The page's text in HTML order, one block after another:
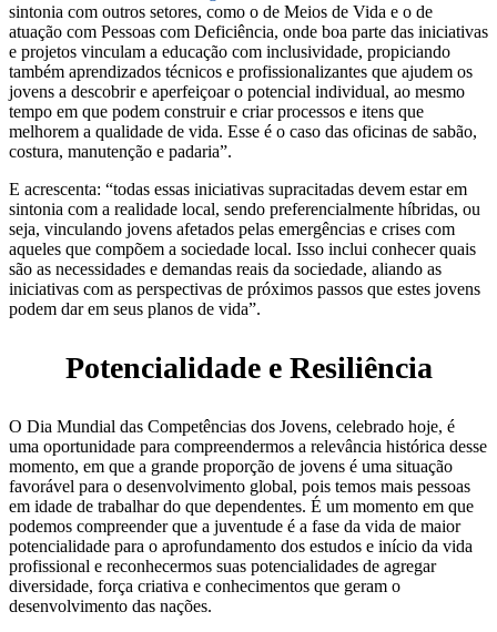
sintonia com outros setores, como o de Meios de Vida e o de
atuação com Pessoas com Deficiência, onde boa parte das iniciativas
e projetos vinculam a educação com inclusividade, propiciando
também aprendizados técnicos e profissionalizantes que ajudem os
jovens a descobrir e aperfeiçoar o potencial individual, ao mesmo
tempo em que podem construir e criar processos e itens que
melhorem a qualidade de vida. Esse é o caso das oficinas de sabão,
costura, manutenção e padaria”.
E acrescenta: “todas essas iniciativas supracitadas devem estar em
sintonia com a realidade local, sendo preferencialmente híbridas, ou
seja, vinculando jovens afetados pelas emergências e crises com
aqueles que compõem a sociedade local. Isso inclui conhecer quais
são as necessidades e demandas reais da sociedade, aliando as
iniciativas com as perspectivas de próximos passos que estes jovens
podem dar em seus planos de vida”.
Potencialidade e Resiliência
O Dia Mundial das Competências dos Jovens, celebrado hoje, é
uma oportunidade para compreendermos a relevância histórica desse
momento, em que a grande proporção de jovens é uma situação
favorável para o desenvolvimento global, pois temos mais pessoas
em idade de trabalhar do que dependentes. É um momento em que
podemos compreender que a juventude é a fase da vida de maior
potencialidade para o aprofundamento dos estudos e início da vida
profissional e reconhecermos suas potencialidades de agregar
diversidade, força criativa e conhecimentos que geram o
desenvolvimento das nações.